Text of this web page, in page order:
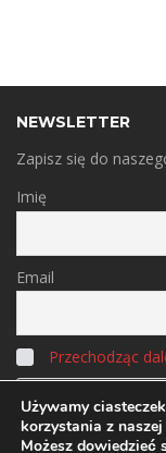
NEWSLETTER
Zapisz się do
Imię
Email
Przechodząc
Używamy
korzystania z
Możesz dowiedzieć